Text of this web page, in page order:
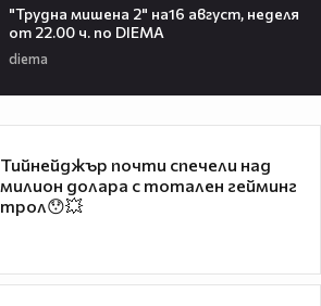
"Трудна мишена 2" на16 август, неделя
от 22.00 ч. по DIEMA
diema
Тийнейджър почти спечели над
милион долара с тотален гейминг
трол😯💥